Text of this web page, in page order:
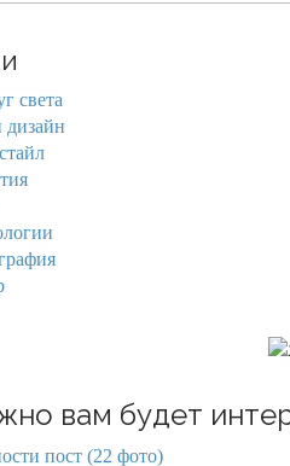
света
дизайн
вам будет
пост (22 фото)